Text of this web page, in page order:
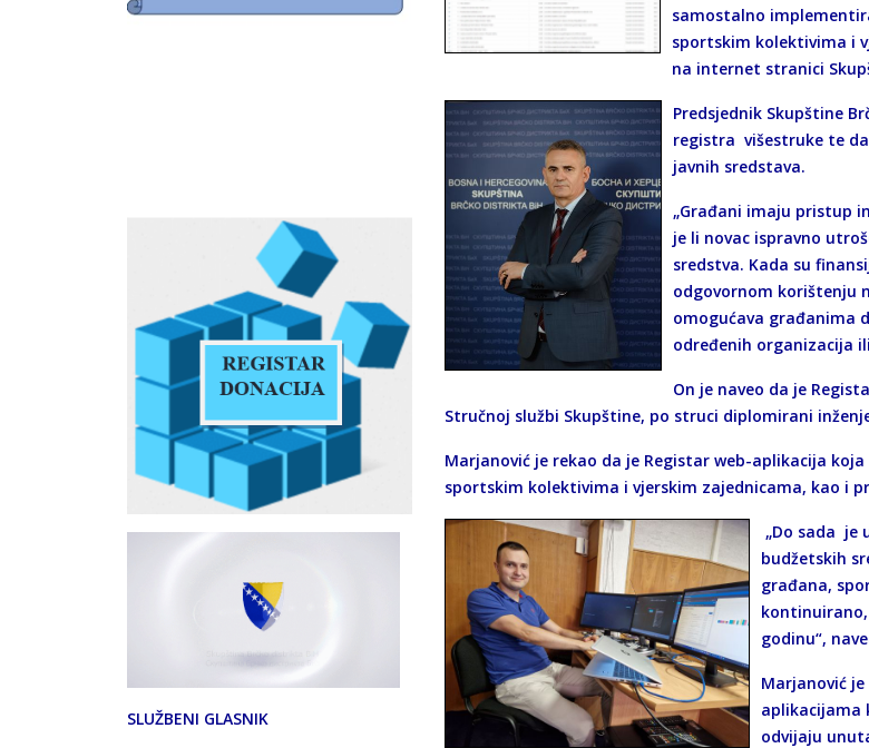
SLUŽBENI GLASNIK
samostalno
sportskim kolektivima i
na internet stranici
Predsjednik Skupštine
registra višestruke te
javnih sredstava.
„Građani imaju pristup
je li novac ispravno
sredstva. Kada su
odgovornom korištenju
omogućava građanima
određenih organizacija
On je naveo da je
Stručnoj službi Skupštine, po struci diplomirani
Marjanović je rekao da je Registar web-aplikacija
sportskim kolektivima i vjerskim zajednicama, kao i
„Do sada je
budžetskih
građana,
godinu“,
Marjanović
aplikacijama
odvijaju